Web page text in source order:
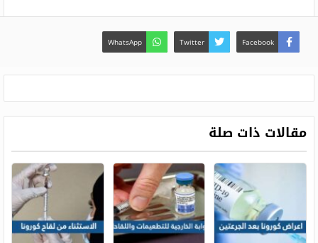
Facebook
Twitter
WhatsApp
مقالات ذات صلة